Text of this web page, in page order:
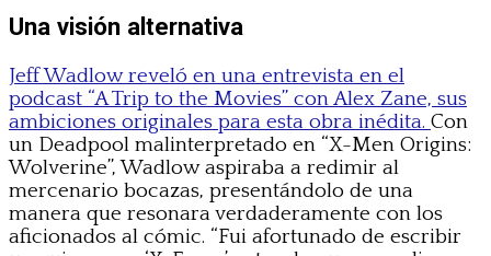
Una visión alternativa
Jeff Wadlow reveló en una entrevista en el
podcast “A Trip to the Movies” con Alex Zane, sus
ambiciones originales para esta obra inédita. Con
un Deadpool malinterpretado en “X-Men Origins:
Wolverine”, Wadlow aspiraba a redimir al
mercenario bocazas, presentándolo de una
manera que resonara verdaderamente con los
aficionados al cómic. “Fui afortunado de escribir